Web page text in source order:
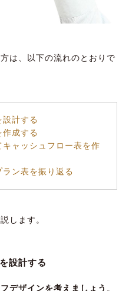
は、以下の流れのとおりで
計する
成する
ャッシュフロー表を作
ン表を振り返る
します。
設計する
デザインを考えましょう 。